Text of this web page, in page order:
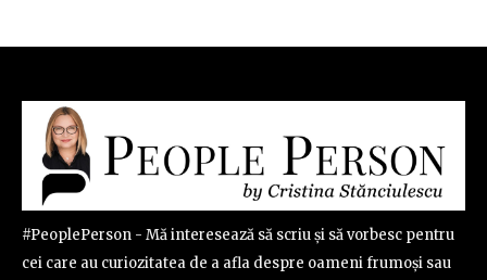
#PeoplePerson - Mă interesează să scriu și să vorbesc pentru
cei care au curiozitatea de a afla despre oameni frumoși sau